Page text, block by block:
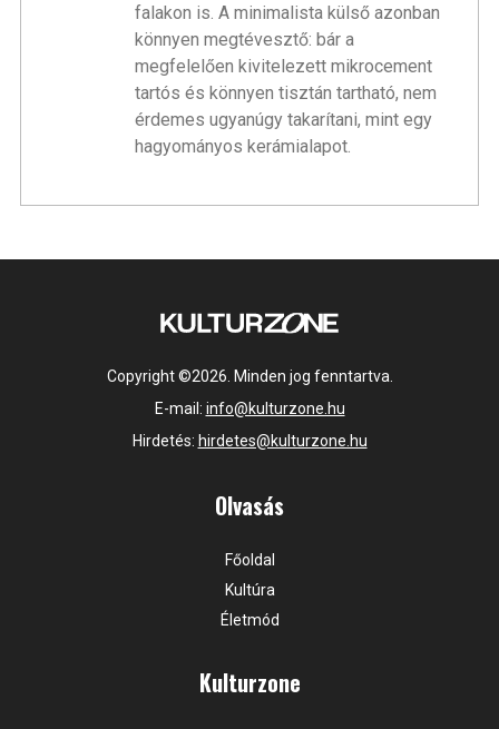
falakon is. A minimalista külső azonban
könnyen megtévesztő: bár a
megfelelően kivitelezett mikrocement
tartós és könnyen tisztán tartható, nem
érdemes ugyanúgy takarítani, mint egy
hagyományos kerámialapot.
Copyright ©2026. Minden jog fenntartva.
E-mail: info@kulturzone.hu
Hirdetés: hirdetes@kulturzone.hu
Olvasás
Főoldal
Kultúra
Életmód
Kulturzone